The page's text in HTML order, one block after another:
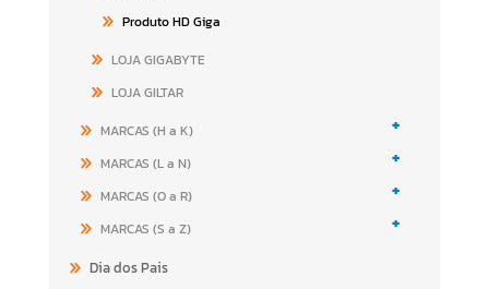
Produto HD Giga
LOJA GIGABYTE
LOJA GILTAR
MARCAS (H a K)
+
MARCAS (L a N) +
MARCAS (O a R) +
MARCAS (S a Z) +
Dia dos Pais